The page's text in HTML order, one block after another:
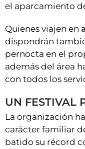
el aparcamiento
Quienes viajen en
dispondrán
pernocta en el
además del área
con todos los
UN FESTIVAL
La organización
carácter familiar
batido su récord